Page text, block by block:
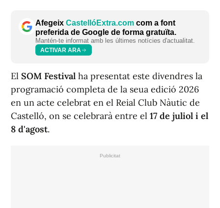
Afegeix CastellóExtra.com com a font
preferida de Google de forma gratuïta.
Mantén-te informat amb les últimes notícies d'actualitat.
ACTIVAR ARA
El SOM Festival ha presentat este divendres la
programació completa de la seua edició 2026
en un acte celebrat en el Reial Club Nàutic de
Castelló, on se celebrarà entre el 17 de juliol i el
8 d'agost.